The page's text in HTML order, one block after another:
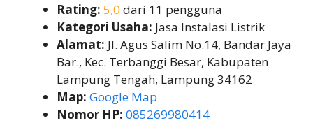
Rating: 5,0 dari 11 pengguna
Kategori Usaha: Jasa Instalasi Listrik
Alamat: Jl. Agus Salim No.14, Bandar Jaya
Bar., Kec. Terbanggi Besar, Kabupaten
Lampung Tengah, Lampung 34162
Map: Google Map
Nomor HP: 085269980414